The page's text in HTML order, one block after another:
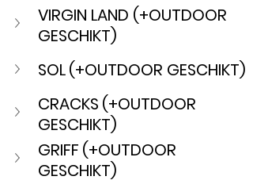
VIRGIN LAND (+OUTDOOR
GESCHIKT)
SOL(+OUTDOOR GESCHIKT)
CRACKS (+OUTDOOR
GESCHIKT)
GRIFF (+OUTDOOR
GESCHIKT)